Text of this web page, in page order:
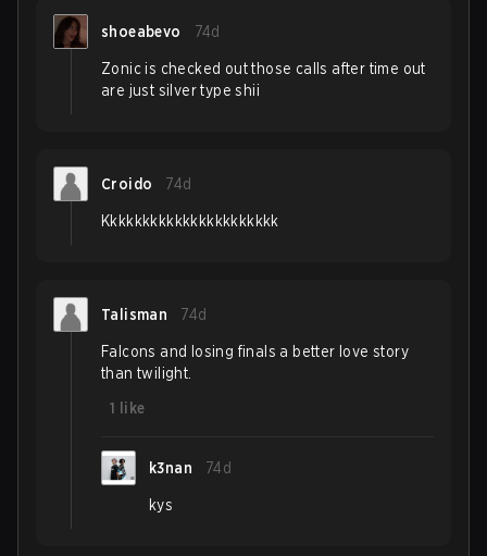
shoeabevo 74d
Zonic is checked out those calls after time out
are just silver type shii
Croido 74d
Kkkkkkkkkkkkkkkkkkkkkk
Talisman 74d
Falcons and losing finals a better love story
than twilight.
1
like
k3nan 74d
kys